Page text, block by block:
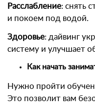
Расслабление: снять
и покоем под водой.
Здоровье: дайвинг
систему и улучшает
Как начать
Нужно пройти
Это позволит вам